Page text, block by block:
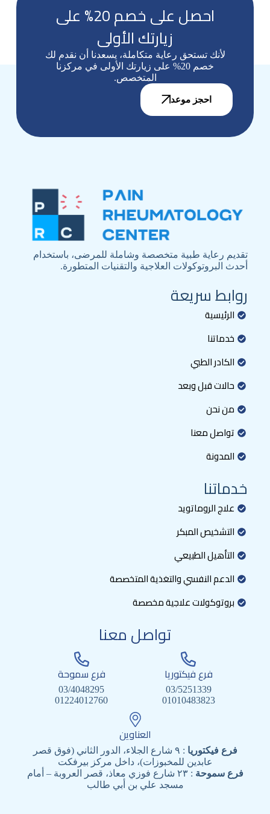
احصل على خصم 20% على
زيارتك الأولى
لأنك تستحق رعاية متكاملة، يسعدنا أن نقدم لك
خصم 20% على زيارتك الأولى في مركزنا
المتخصص.
احجز موعد
تقديم رعاية طبية متخصصة وشاملة للمرضى، باستخدام
أحدث البروتوكولات العلاجية والتقنيات المتطورة.
روابط سريعة
الرئيسية
خدماتنا
الكادر الطبي
حالات قبل وبعد
من نحن
تواصل معنا
المدونة
خدماتنا
علاج الروماتويد
التشخيص المبكر
التأهيل الطبيعي
الدعم النفسي والتغذية المتخصصة
بروتوكولات علاجية مخصصة
تواصل معنا
فرع فيكتوريا
03/5251339
01010483823
فرع سموحة
03/4048295
01224012760
العناوين
فرع فيكتوريا
: ٩ شارع الجلاء، الدور الثاني (فوق قصر
عابدين للمخبوزات)، داخل مركز بيرفكت
فرع سموحة
: ٢٣ شارع فوزي معاذ، قصر العروبة – أمام
مسجد علي بن أبي طالب